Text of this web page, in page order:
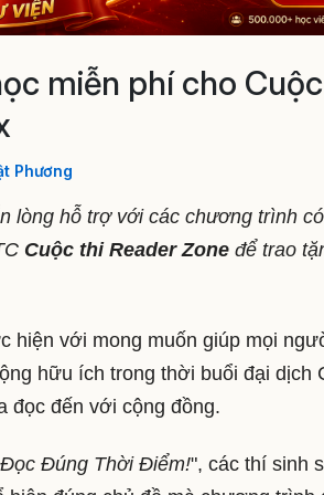
miễn phí cho
Phương
lòng hỗ trợ với các chương trình
Cuộc thi Reader Zone để trao
hiện với mong muốn giúp mọi
hữu ích trong thời buổi đại dịch
đọc đến với cộng đồng.
Đúng Thời Điểm!", các thí sinh